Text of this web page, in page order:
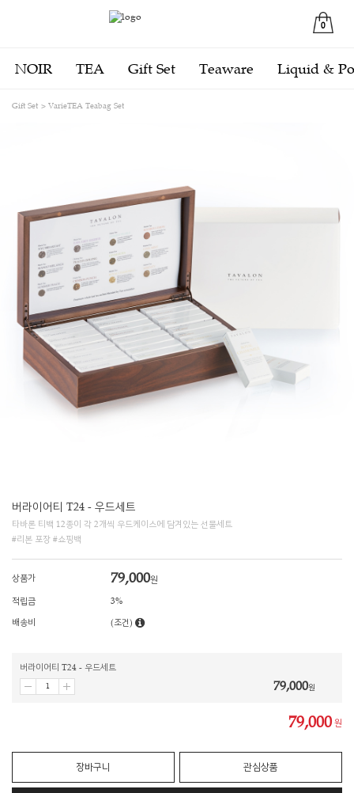
0
NOIR TEA Gift Set Teaware Liquid &
Gift Set VarieTEA Teabag Set
버라이어티 T24 - 우드세트
타바론 티백 12종이 각 2개씩 우드케이스에 담겨있는 선물세트
#리본 포장 #쇼핑백
상품가 79,000원
적립금 3%
배송비 (조건)
버라이어티 T24 - 우드세트
79,000원
79,000 원
장바구니 관심상품